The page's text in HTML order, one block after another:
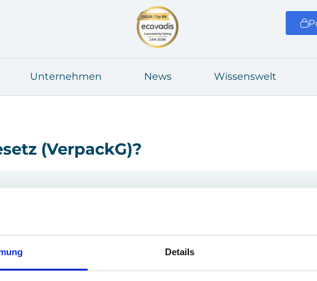
Details
Unter­neh­men News Wis­sens­welt
(Ver­packG)?
die Regis­trie­rung, Rück­nah­me und Ver­wer­tung von